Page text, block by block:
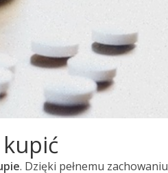
. Dzięki pełnemu zachowaniu